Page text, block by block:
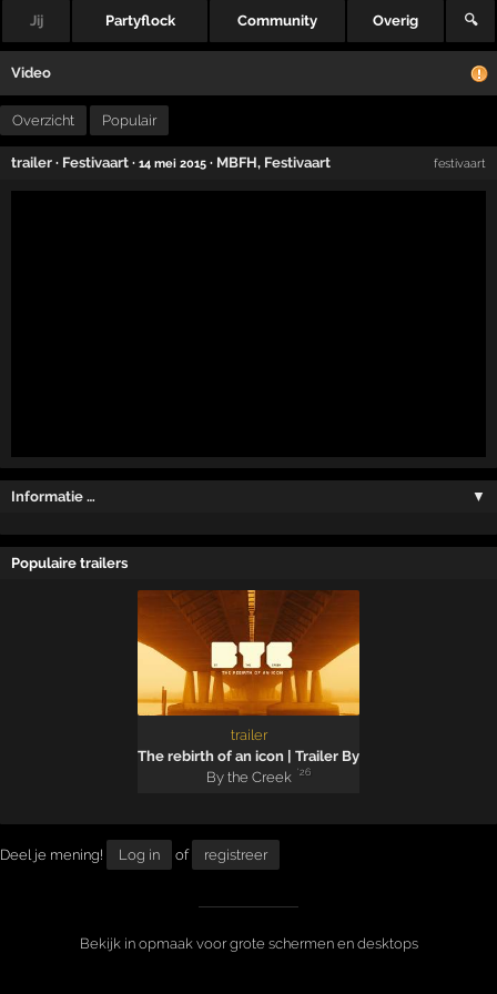
Jij Partyflock Community Overig 🔍
Video
Overzicht Populair
trailer · Festivaart ·14 mei 2015 · MBFH, Festivaart festivaart
Informatie … ▼
Populaire trailers
trailer
The rebirth of an icon | Trailer By the Creek 2026
By the Creek '26
Deel je mening! Log in of registreer
Bekijk in opmaak voor grote schermen en desktops